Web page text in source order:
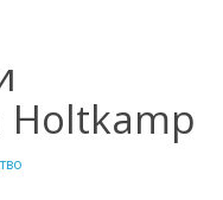
Holtkamp